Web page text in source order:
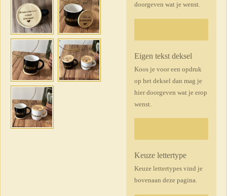
doorgeven wat je wenst.
Eigen tekst deksel
Koos je voor een opdruk
op het deksel dan mag je
hier doorgeven wat je erop
wenst.
Keuze lettertype
Keuze lettertypes vind je
bovenaan deze pagina.